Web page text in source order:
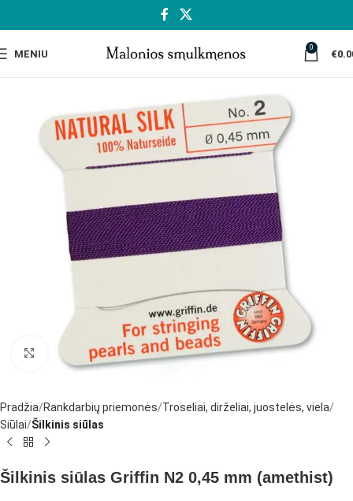
MENIU
0
€
Spustelėkite, jei norite padidinti
Pradžia Rankdarbių priemonės Troseliai, dirželiai, juostelės, viela
Siūlai Šilkinis siūlas
Šilkinis siūlas Griffin N2 0,45 mm (amethist)